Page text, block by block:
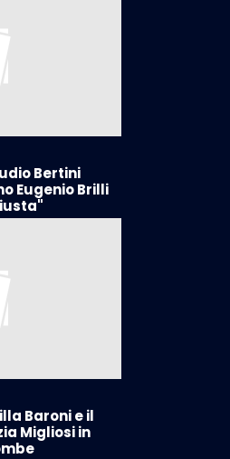
Bertini
Eugenio Brilli
Baroni e il
Migliosi in